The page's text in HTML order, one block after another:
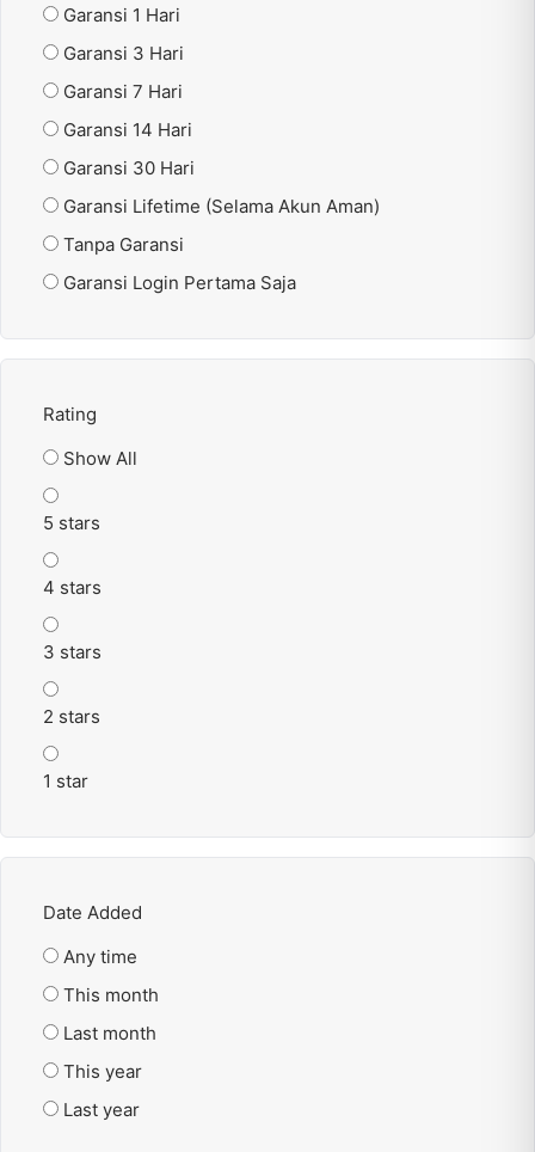
Garansi 1 Hari
Garansi 3 Hari
Garansi 7 Hari
Garansi 14 Hari
Garansi 30 Hari
Garansi Lifetime (Selama Akun Aman)
Tanpa Garansi
Garansi Login Pertama Saja
Rating
Show All
5 stars
4 stars
3 stars
2 stars
1 star
Date Added
Any time
This month
Last month
This year
Last year